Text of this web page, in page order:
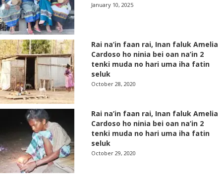
January 10, 2025
Rai na’in faan rai, Inan faluk Amelia
Cardoso ho ninia bei oan na’in 2
tenki muda no hari uma iha fatin
seluk
October 28, 2020
Rai na’in faan rai, Inan faluk Amelia
Cardoso ho ninia bei oan na’in 2
tenki muda no hari uma iha fatin
seluk
October 29, 2020